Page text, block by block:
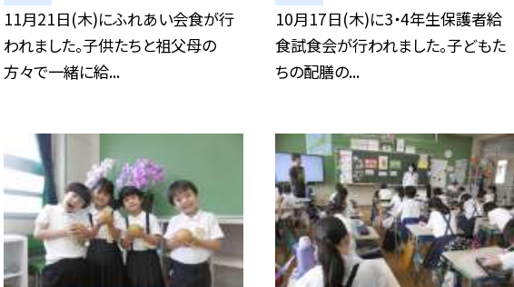
11月21日(木)にふれあい会食が行
われました。子供たちと祖父母の
方々で一緒に給...
10月17日(木)に3・4年生保護者給
食試食会が行われました。子どもた
ちの配膳の...